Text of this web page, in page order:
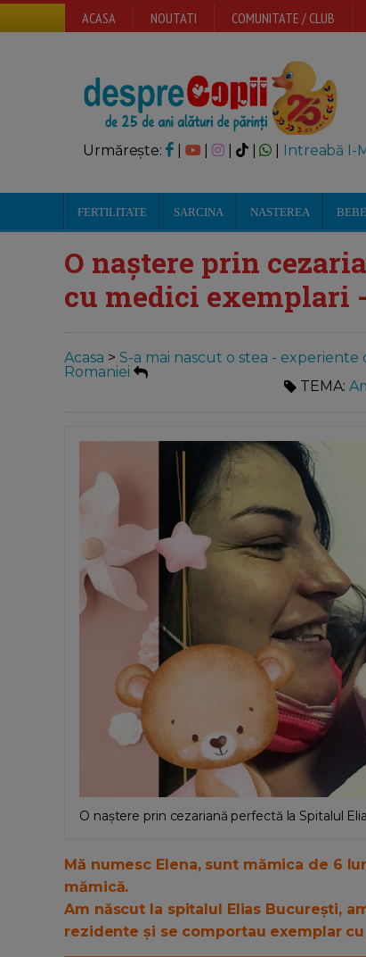
ACASA NOUTATI COMUNITATE / CLUB
Urmărește: | | Intreabă I-
FERTILITATE SARCINA NASTEREA
O naștere prin
cu medici exemplari
Acasa > S-a mai nascut o stea -
Romaniei
TEMA:
O naștere prin cezariană perfectă la Spitalul
Mă numesc Elena, sunt mămica de 6
mămică.
Am născut la spitalul Elias București,
rezidente și se comportau exemplar